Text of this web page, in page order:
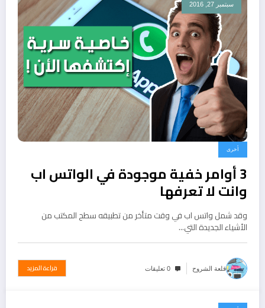
سبتمبر 27, 2016
أخرى
3 أوامر خفية موجودة في الواتس اب
وانت لا تعرفها
وقد شمل واتس اب في وقت متأخر من تطبيقه سطح المكتب من
الأشياء الجديدة التي…
قلعة الشروح 0 تعليقات قراءة المزيد